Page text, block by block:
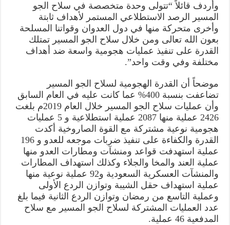
وأردف قائلاً “تتولى وحدة متخصصة في سلاح الجو
المسير الرصد الاستطلاعي المستمر لأهداف ثابتة
وأخرى متحركة منها في دول العدوان وقواتنا المسلحة
بعون الله تعالى ومن خلال سلاح الجو المسير تمتلك
القدرة على تنفيذ عمليات هجومية واسعة ضد أهداف
مختلفة وفي وقت واحد”.
موضحاً أن القدرة الهجومية لسلاح الجو المسير
تضاعفت بنسبة 400% عما كانت عليه في العام السابق
وأن عمليات سلاح الجو المسير خلال العام 2019م بلغت
2426 عملية منها 2087 عملية استطلاعية و 5 عمليات
هجومية نوعية مشتركة مع القوة الصاروخية أكدت
القدرة والكفاءة على تنفيذ ضربات موجعه للعدو و 196
عملية استهدفت قواعد ومنشآت ومطارات العدو منها
عملية العند والمخا والجلاء وكذلك استهداف المطارات
والمنشآت العسكرية السعودية و92 عملية نوعية منها
عملية استهداف حقل الشيبة وتوازن الردع الأولى
وعملية التاسع من رمضان وتوازن الردع الثانية فيما بلغ
عدد العمليات المشتركة لسلاح الجو المسير مع سلاح
المدفعية 46 عملية.